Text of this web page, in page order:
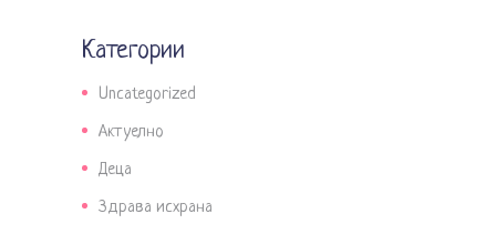
Категории
Uncategorized
Актуелно
Деца
Здрава исхрана